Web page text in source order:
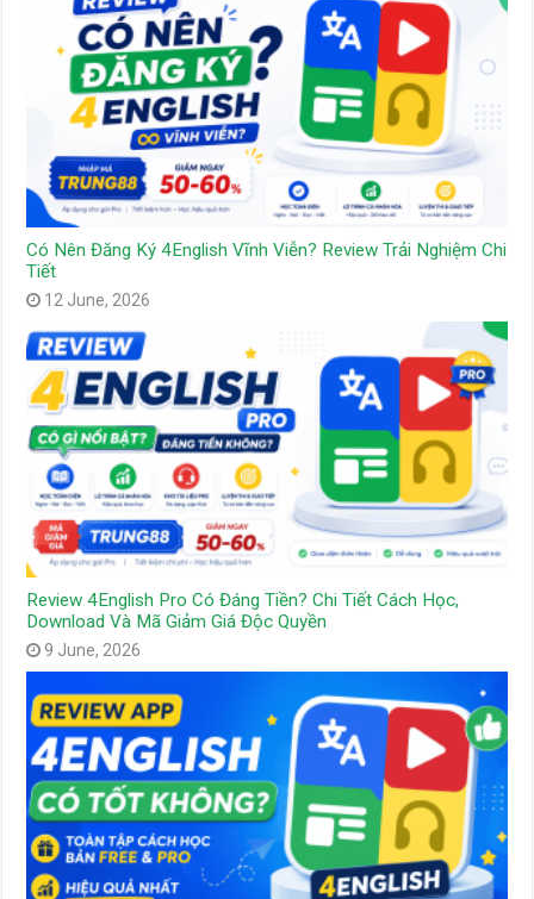
Có Nên Đăng Ký 4English Vĩnh Viễn? Review Trải Nghiệm Chi
Tiết
12 June, 2026
Review 4English Pro Có Đáng Tiền? Chi Tiết Cách Học,
Download Và Mã Giảm Giá Độc Quyền
9 June, 2026